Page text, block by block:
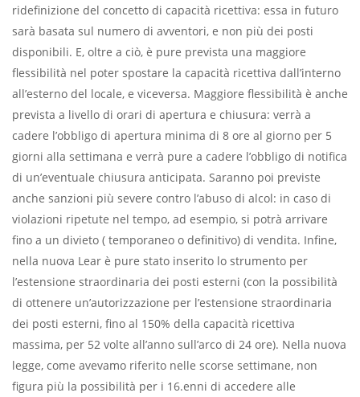
ridefinizione del concetto di capacità ricettiva: essa in futuro
sarà basata sul numero di avventori, e non più dei posti
disponibili. E, oltre a ciò, è pure prevista una maggiore
flessibilità nel poter spostare la capacità ricettiva dall’interno
all’esterno del locale, e viceversa. Maggiore flessibilità è anche
prevista a livello di orari di apertura e chiusura: verrà a
cadere l’obbligo di apertura minima di 8 ore al giorno per 5
giorni alla settimana e verrà pure a cadere l’obbligo di notifica
di un’eventuale chiusura anticipata. Saranno poi previste
anche sanzioni più severe contro l’abuso di alcol: in caso di
violazioni ripetute nel tempo, ad esempio, si potrà arrivare
fino a un divieto ( temporaneo o definitivo) di vendita. Infine,
nella nuova Lear è pure stato inserito lo strumento per
l’estensione straordinaria dei posti esterni (con la possibilità
di ottenere un’autorizzazione per l’estensione straordinaria
dei posti esterni, fino al 150% della capacità ricettiva
massima, per 52 volte all’anno sull’arco di 24 ore). Nella nuova
legge, come avevamo riferito nelle scorse settimane, non
figura più la possibilità per i 16.enni di accedere alle